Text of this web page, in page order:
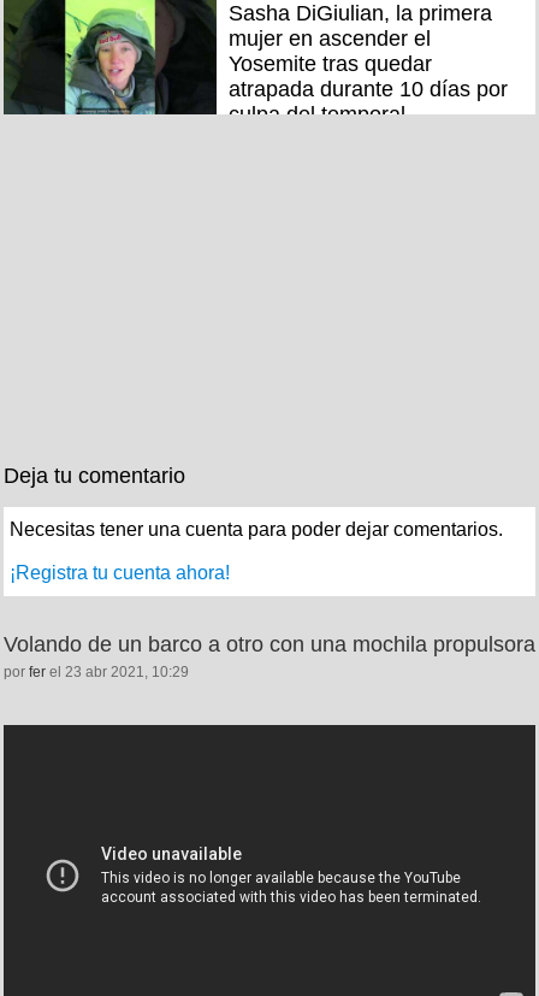
Sasha DiGiulian, la primera
mujer en ascender el
Yosemite tras quedar
atrapada durante 10 días por
culpa del temporal
Deja tu comentario
Necesitas tener una cuenta para poder dejar comentarios.
¡Registra tu cuenta ahora!
Volando de un barco a otro con una mochila propulsora
por fer el 23 abr 2021, 10:29